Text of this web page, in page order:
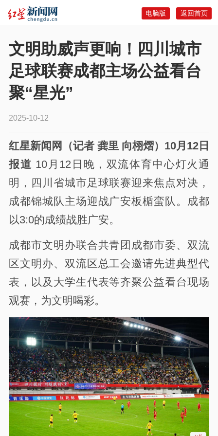
返回首页
电脑版
文明助威声更响！四川城市
足球联赛成都主场公益看台
聚“星光”
2025-10-12
红星新闻网（记者 龚里 向栩熠）10月12日
报道 10月12日晚，双流体育中心灯火通
明，四川省城市足球联赛迎来焦点对决，
成都锦城队主场迎战广安板楯蛮队。成都
以3:0的成绩战胜广安。
成都市文明办联合共青团成都市委、双流
区文明办、双流区总工会邀请先进典型代
表，以及大学生代表等齐聚公益看台现场
观赛，为文明喝彩。